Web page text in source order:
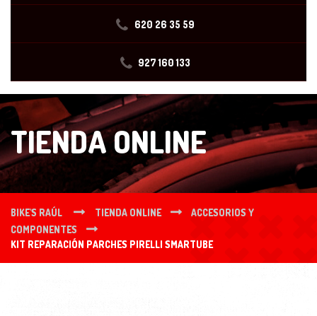
620 26 35 59
927 160 133
TIENDA ONLINE
BIKE'S RAÚL TIENDA ONLINE
ACCESORIOS Y
COMPONENTES
KIT REPARACIÓN PARCHES PIRELLI SMARTUBE